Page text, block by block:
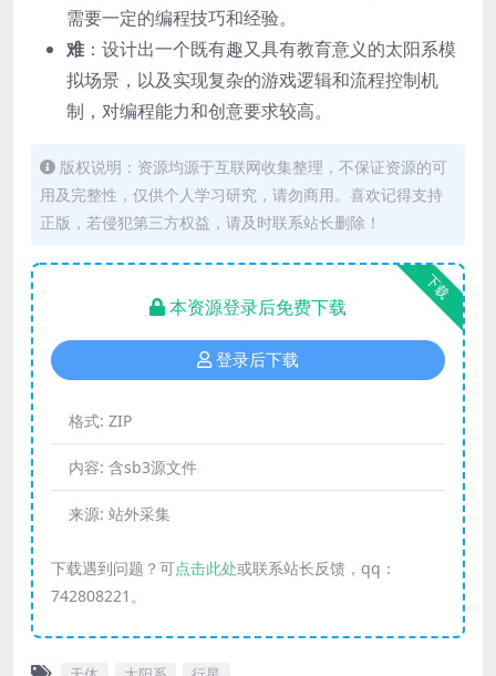
需要一定的编程技巧和经验。
难：设计出一个既有趣又具有教育意义的太阳系模
拟场景，以及实现复杂的游戏逻辑和流程控制机
制，对编程能力和创意要求较高。
版权说明：资源均源于互联网收集整理，不保证资源的可
用及完整性，仅供个人学习研究，请勿商用。喜欢记得支持
正版，若侵犯第三方权益，请及时联系站长删除！
下载
本资源登录后免费下载
登录后下载
格式: ZIP
内容: 含sb3源文件
来源: 站外采集
下载遇到问题？可点击此处或联系站长反馈，qq：
742808221。